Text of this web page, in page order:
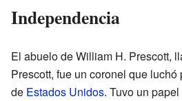
Independencia
El abuelo de William H. Prescott,
Prescott, fue un coronel que
de Estados Unidos. Tuvo un